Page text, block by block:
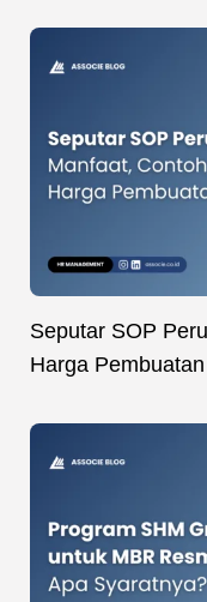
Seputar SOP
Harga Pembuatan